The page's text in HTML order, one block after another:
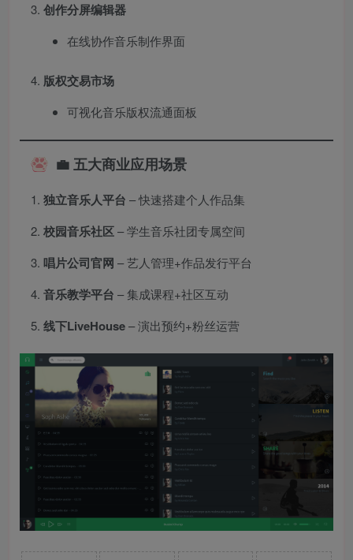
创作分屏编辑器
在线协作音乐制作界面
版权交易市场
可视化音乐版权流通面板
💼 五大商业应用场景
独立音乐人平台 – 快速搭建个人作品集
校园音乐社区– 学生音乐社团专属空间
唱片公司官网 – 艺人管理+作品发行平台
音乐教学平台 – 集成课程+社区互动
线下LiveHouse– 演出预约+粉丝运营